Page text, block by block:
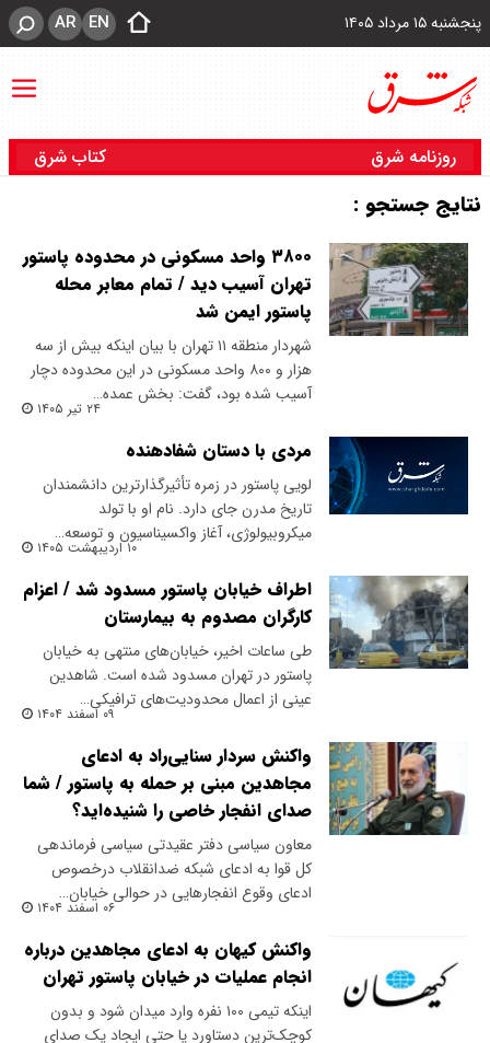
پنجشنبه ۱۵ مرداد ۱۴۰۵ EN
AR
روزنامه شرق کتاب شرق
نتایج جستجو :
۳۸۰۰ واحد مسکونی در محدوده پاستور
تهران آسیب دید / تمام معابر محله
پاستور ایمن شد
شهردار منطقه ۱۱ تهران با بیان اینکه بیش از سه
هزار و ۸۰۰ واحد مسکونی در این محدوده دچار
آسیب شده بود، گفت: بخش عمده…
۲۴ تیر ۱۴۰۵
مردی با دستان شفادهنده
لویی پاستور در زمره تأثیرگذارترین دانشمندان
تاریخ مدرن جای دارد. نام او با تولد
میکروبیولوژی، آغاز واکسیناسیون و توسعه…
۱۰ اردیبهشت ۱۴۰۵
اطراف خیابان پاستور مسدود شد / اعزام
کارگران مصدوم به بیمارستان
طی ساعات اخیر، خیابان‌های منتهی به خیابان
پاستور در تهران مسدود شده است. شاهدین
عینی از اعمال محدودیت‌های ترافیکی…
۰۹ اسفند ۱۴۰۴
واکنش سردار سنایی‌راد به ادعای
مجاهدین مبنی بر حمله به پاستور / شما
صدای انفجار خاصی را شنیده‌اید؟
معاون سیاسی دفتر عقیدتی سیاسی فرماندهی
کل قوا به ادعای شبکه ضدانقلاب درخصوص
ادعای وقوع انفجارهایی در حوالی خیابان…
۰۶ اسفند ۱۴۰۴
واکنش کیهان به ادعای مجاهدین درباره
انجام عملیات در خیابان پاستور تهران
اینکه تیمی ۱۰۰ نفره وارد میدان شود و بدون
کوچک‌ترین دستاورد یا حتی ایجاد یک صدای